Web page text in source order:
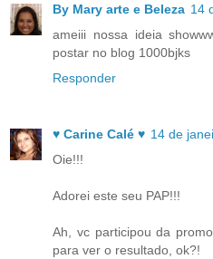
By Mary arte e Beleza 14
ameiii nossa ideia
postar no blog 1000bjks
Responder
♥ Carine Calé ♥ 14 de
Oie!!!
Adorei este seu PAP!!!
Ah, vc participou da
para ver o resultado, ok?!